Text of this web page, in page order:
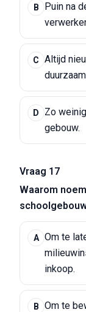
B
Puin na
C
Altijd
D
Zo
gebouw.
Vraag 17
Waarom
A Om te
inkoop.
B
Om te